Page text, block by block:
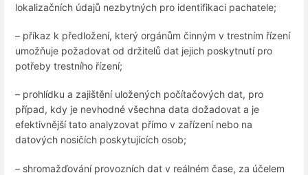
lokalizačních údajů nezbytných pro identifikaci pachatele;
– příkaz k předložení, který orgánům činným v trestním řízení
umožňuje požadovat od držitelů dat jejich poskytnutí pro
potřeby trestního řízení;
– prohlídku a zajištění uložených počítačových dat, pro
případ, kdy je nevhodné všechna data dožadovat a je
efektivnější tato analyzovat přímo v zařízení nebo na
datových nosičích poskytujících osob;
– shromažďování provozních dat v reálném čase, za účelem